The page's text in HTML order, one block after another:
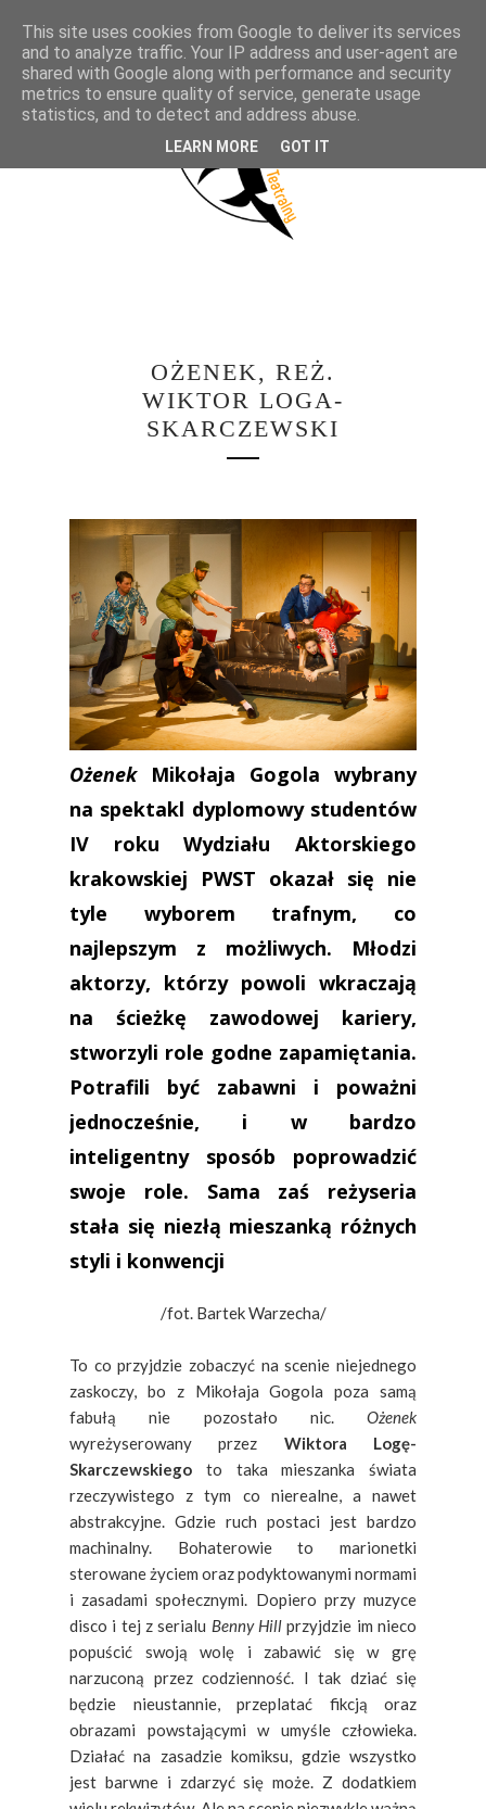
OŻENEK, REŻ.
WIKTOR LOGA-
SKARCZEWSKI
OżenekMikołaja Gogola wybrany
na spektakl dyplomowy studentów
IV roku Wydziału Aktorskiego
krakowskiej PWST okazał się nie
tyle wyborem trafnym, co
najlepszym z możliwych. Młodzi
aktorzy, którzy powoli wkraczają
na ścieżkę zawodowej kariery,
stworzyli role godne zapamiętania.
Potrafili być zabawni i poważni
jednocześnie, i w bardzo
inteligentny sposób poprowadzić
swoje role. Sama zaś reżyseria
stała się niezłą mieszanką różnych
styli i konwencji
/fot. Bartek Warzecha/
To co przyjdzie zobaczyć na scenie niejednego
zaskoczy, bo z Mikołaja Gogola poza samą
fabułą nie pozostało nic. Ożenek
wyreżyserowany przez Wiktora Logę-
Skarczewskiego to taka mieszanka świata
rzeczywistego z tym co nierealne, a nawet
abstrakcyjne. Gdzie ruch postaci jest bardzo
machinalny. Bohaterowie to marionetki
sterowane życiem oraz podyktowanymi normami
i zasadami społecznymi. Dopiero przy muzyce
disco i tej z serialu Benny Hillprzyjdzie im nieco
popuścić swoją wolę i zabawić się w grę
narzuconą przez codzienność. I tak dziać się
będzie nieustannie, przeplatać fikcją oraz
obrazami powstającymi w umyśle człowieka.
Działać na zasadzie komiksu, gdzie wszystko
jest barwne i zdarzyć się może. Z dodatkiem
This site uses cookies from Google to deliver its services
and to analyze traffic. Your IP address and user-agent are
shared with Google along with performance and security
metrics to ensure quality of service, generate usage
statistics, and to detect and address abuse.
LEARN MORE GOT IT